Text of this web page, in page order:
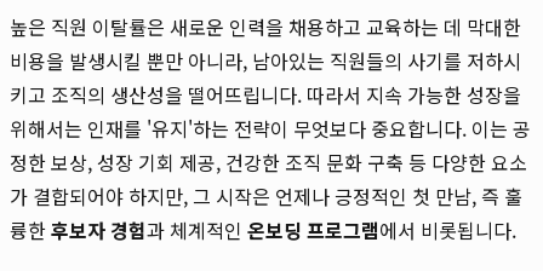
높은 직원 이탈률은 새로운 인력을 채용하고 교육하는 데 막대한
비용을 발생시킬 뿐만 아니라, 남아있는 직원들의 사기를 저하시
키고 조직의 생산성을 떨어뜨립니다. 따라서 지속 가능한 성장을
위해서는 인재를 '유지'하는 전략이 무엇보다 중요합니다. 이는 공
정한 보상, 성장 기회 제공, 건강한 조직 문화 구축 등 다양한 요소
가 결합되어야 하지만, 그 시작은 언제나 긍정적인 첫 만남, 즉 훌
륭한후보자 경험과 체계적인 온보딩 프로그램에서 비롯됩니다.